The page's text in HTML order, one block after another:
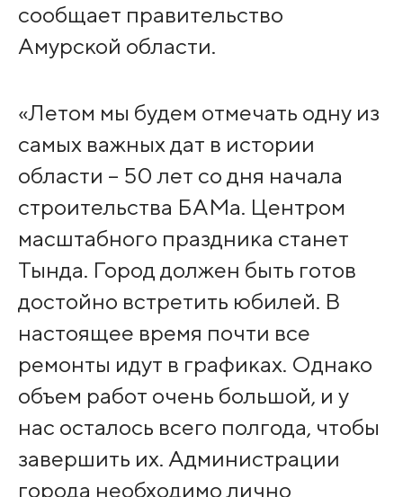
сообщает правительство
Амурской области.
«Летом мы будем отмечать одну из
самых важных дат в истории
области – 50 лет со дня начала
строительства БАМа. Центром
масштабного праздника станет
Тында. Город должен быть готов
достойно встретить юбилей. В
настоящее время почти все
ремонты идут в графиках. Однако
объем работ очень большой, и у
нас осталось всего полгода, чтобы
завершить их. Администрации
города необходимо лично